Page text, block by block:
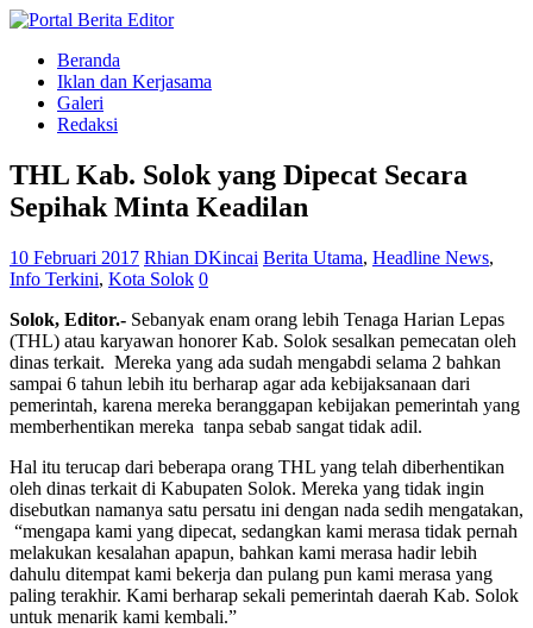
Beranda
Iklan dan Kerjasama
Galeri
Redaksi
THL Kab. Solok yang Dipecat Secara
Sepihak Minta Keadilan
10 Februari 2017 Rhian DKincai Berita Utama, Headline News,
Info Terkini, Kota Solok 0
Solok, Editor.- Sebanyak enam orang lebih Tenaga Harian Lepas
(THL) atau karyawan honorer Kab. Solok sesalkan pemecatan oleh
dinas terkait. Mereka yang ada sudah mengabdi selama 2 bahkan
sampai 6 tahun lebih itu berharap agar ada kebijaksanaan dari
pemerintah, karena mereka beranggapan kebijakan pemerintah yang
memberhentikan mereka tanpa sebab sangat tidak adil.
Hal itu terucap dari beberapa orang THL yang telah diberhentikan
oleh dinas terkait di Kabupaten Solok. Mereka yang tidak ingin
disebutkan namanya satu persatu ini dengan nada sedih mengatakan,
“mengapa kami yang dipecat, sedangkan kami merasa tidak pernah
melakukan kesalahan apapun, bahkan kami merasa hadir lebih
dahulu ditempat kami bekerja dan pulang pun kami merasa yang
paling terakhir. Kami berharap sekali pemerintah daerah Kab. Solok
untuk menarik kami kembali.”